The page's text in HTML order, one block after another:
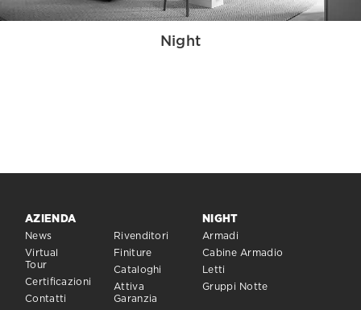
Night
AZIENDA
News
Virtual
Tour
Certificazioni
Contatti
Rivenditori
Finiture
Cataloghi
Attiva
Garanzia
NIGHT
Armadi
Cabine Armadio
Letti
Gruppi Notte